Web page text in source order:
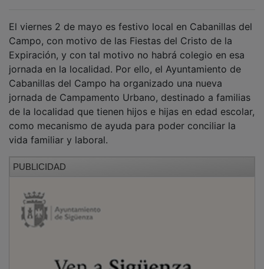
Campo, con motivo de las Fiestas del Cristo de la
Expiración, y con tal motivo no habrá colegio en esa
jornada en la localidad. Por ello, el Ayuntamiento de
Cabanillas del Campo ha organizado una nueva
jornada de Campamento Urbano, destinado a familias
de la localidad que tienen hijos e hijas en edad escolar,
como mecanismo de ayuda para poder conciliar la
vida familiar y laboral.